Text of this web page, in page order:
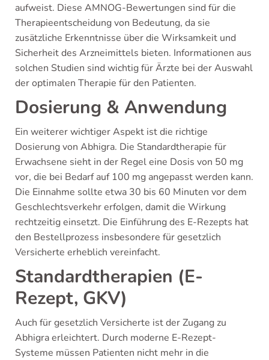
aufweist. Diese AMNOG-Bewertungen sind für die
Therapieentscheidung von Bedeutung, da sie
zusätzliche Erkenntnisse über die Wirksamkeit und
Sicherheit des Arzneimittels bieten. Informationen aus
solchen Studien sind wichtig für Ärzte bei der Auswahl
der optimalen Therapie für den Patienten.
Dosierung & Anwendung
Ein weiterer wichtiger Aspekt ist die richtige
Dosierung von Abhigra. Die Standardtherapie für
Erwachsene sieht in der Regel eine Dosis von 50 mg
vor, die bei Bedarf auf 100 mg angepasst werden kann.
Die Einnahme sollte etwa 30 bis 60 Minuten vor dem
Geschlechtsverkehr erfolgen, damit die Wirkung
rechtzeitig einsetzt. Die Einführung des E-Rezepts hat
den Bestellprozess insbesondere für gesetzlich
Versicherte erheblich vereinfacht.
Standardtherapien (E-
Rezept, GKV)
Auch für gesetzlich Versicherte ist der Zugang zu
Abhigra erleichtert. Durch moderne E-Rezept-
Systeme müssen Patienten nicht mehr in die